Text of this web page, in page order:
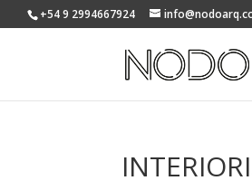
+54 9 2994667924